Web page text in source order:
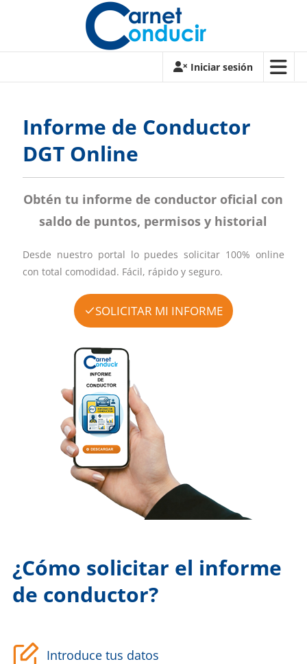
de
conducir
Carnet
Iniciar sesión
Informe de Conductor
DGT Online
Obtén tu informe de conductor oficial con
saldo de puntos, permisos y historial
Desde nuestro portal lo puedes solicitar 100% online
con total comodidad. Fácil, rápido y seguro.
SOLICITAR MI INFORME
¿Cómo solicitar el informe
de conductor?
Introduce tus datos